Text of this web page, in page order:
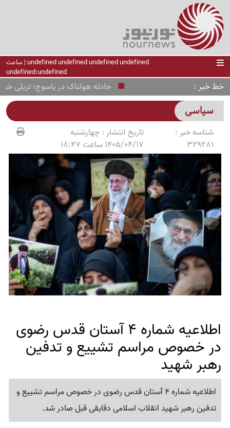
undefined undefined undefined undefined | ساعت
undefined:undefined
خط خبر حادثه هولناک در یاسوج؛ تریلی
سیاسی
شناسه خبر :
329281
تاریخ انتشار :چهارشنبه
1405/04/17 ساعت 18:47
اطلاعیه شماره 4 آستان قدس رضوی
در خصوص مراسم تشییع و تدفین
رهبر شهید
اطلاعیه شماره 4 آستان قدس رضوی در خصوص مراسم تشییع و
تدفین رهبر شهید انقلاب اسلامی دقایقی قبل صادر شد.